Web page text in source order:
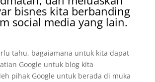
bisnes kita berbanding
social media yang lain.
tahu, bagaiamana untuk kita dapat
Google untuk blog kita
pihak Google untuk berada di muka